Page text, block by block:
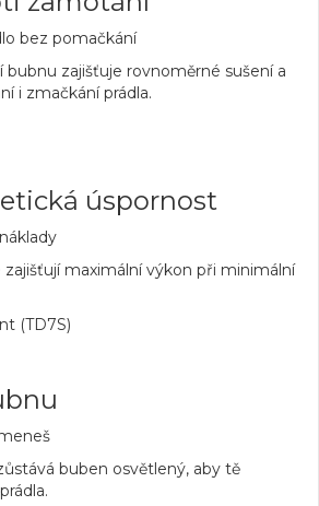
bez pomačkání
zajišťuje rovnoměrné sušení a
i zmačkání prádla.
úspornost
maximální výkon při minimální
(TD7S)
buben osvětlený, aby tě